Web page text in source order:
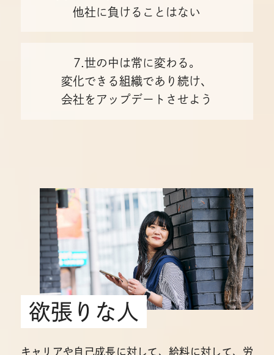
他社に負けることはない
7.世の中は常に変わる。
変化できる組織であり続け、
会社をアップデートさせよう
欲張りな人
キャリアや自己成長に対して、給料に対して、労